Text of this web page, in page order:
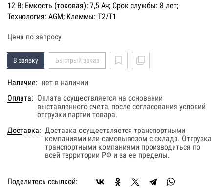
12 В; Емкость (токовая): 7,5 Ач; Срок службы: 8 лет;
Технология: AGM; Клеммы: T2/T1
Цена по запросу
В заявку Быстрый заказ
Наличие: нет в наличии
Оплата: Оплата осуществляется на основании
выставленного счета, после согласования условий
отгрузки партии товара.
Доставка: Доставка осуществляется транспортными
компаниями или самовывозом с склада. Отгрузка
транспортными компаниями производиться по
всей территории РФ и за ее пределы.
Поделитесь ссылкой: